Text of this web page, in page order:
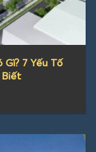
7 Yếu Tố
Biết